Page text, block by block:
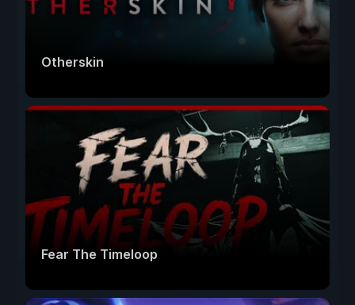
Otherskin
Fear The Timeloop